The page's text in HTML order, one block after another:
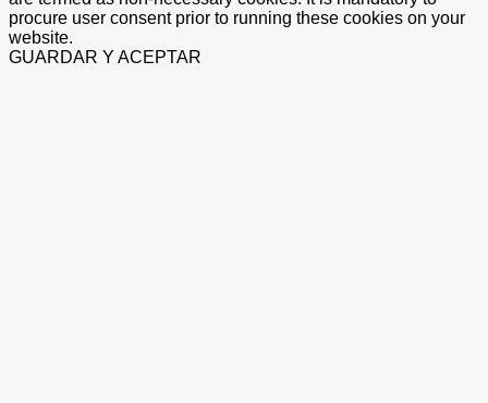
procure user consent prior to running these cookies on your
website.
GUARDAR Y ACEPTAR